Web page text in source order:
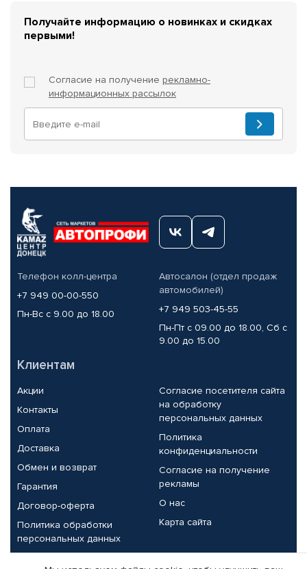
Получайте информацию о новинках и скидках
первыми!
Согласие на получение рекламно-
информационных рассылок
Телефон колл-центра
+7 949 00-00-550
Пн-Вс с 9.00 до 18.00
Автосалон (отдел продаж
автомобилей)
+7 949 503-45-55
Пн-Пт с 09.00 до 18.00, Сб с
9.00 до 15.00
Клиентам
Акции
Контакты
Оплата
Доставка
Обмен и возврат
Гарантия
Договор-оферта
Политика обработки
персональных данных
Согласие посетителя сайта
на обработку
персональных данных
Политика
конфиденциальности
Согласие на получение
рекламы
О нас
Карта сайта